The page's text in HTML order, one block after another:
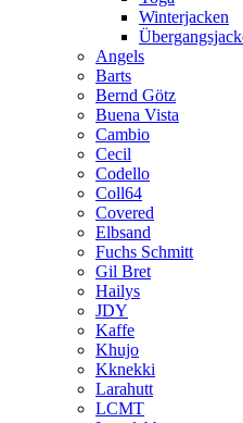
Winterjacken
Angels
Barts
Bernd Götz
Buena Vista
Cambio
Cecil
Codello
Coll64
Covered
Elbsand
Fuchs Schmitt
Gil Bret
Hailys
JDY
Kaffe
Khujo
Kknekki
Larahutt
LCMT